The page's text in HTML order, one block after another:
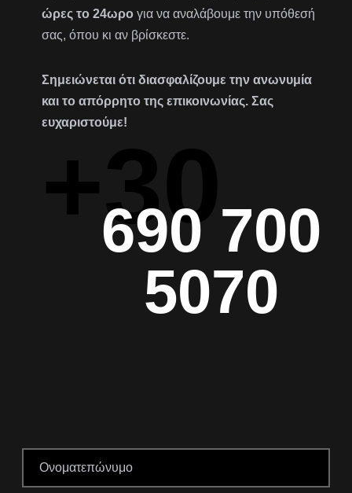
ώρες το 24ωρο για να αναλάβουμε την υπόθεσή
σας, όπου κι αν βρίσκεστε.
Σημειώνεται ότι διασφαλίζουμε την ανωνυμία
και το απόρρητο της επικοινωνίας. Σας
ευχαριστούμε!
+30
690 700
5070